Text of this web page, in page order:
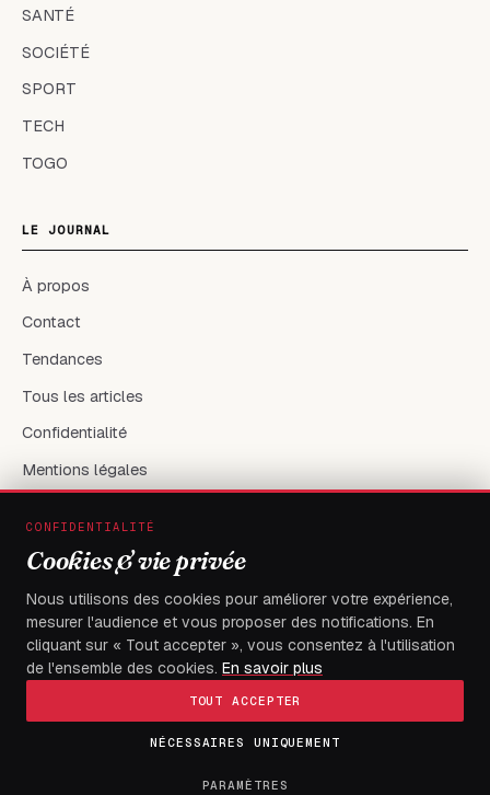
SANTÉ
SOCIÉTÉ
SPORT
TECH
TOGO
LE JOURNAL
À propos
Contact
Tendances
Tous les articles
Confidentialité
Mentions légales
X / Twitter
flambeaudesdemocrates@gmail.com
FLAMBEAU DES DEMOCRATES— Tous droits réservés
CONFIDENTIALITÉ
Cookies & vie privée
Nous utilisons des cookies pour améliorer votre expérience,
mesurer l'audience et vous proposer des notifications. En
cliquant sur « Tout accepter », vous consentez à l'utilisation
de l'ensemble des cookies. En savoir plus
TOUT ACCEPTER
NÉCESSAIRES UNIQUEMENT
PARAMÈTRES